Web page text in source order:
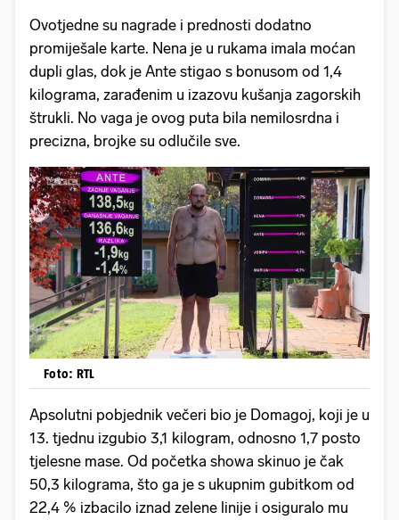
Ovotjedne su nagrade i prednosti dodatno
promiješale karte. Nena je u rukama imala moćan
dupli glas, dok je Ante stigao s bonusom od 1,4
kilograma, zarađenim u izazovu kušanja zagorskih
štrukli. No vaga je ovog puta bila nemilosrdna i
precizna, brojke su odlučile sve.
Foto: RTL
Apsolutni pobjednik večeri bio je Domagoj, koji je u
13. tjednu izgubio 3,1 kilogram, odnosno 1,7 posto
tjelesne mase. Od početka showa skinuo je čak
50,3 kilograma, što ga je s ukupnim gubitkom od
22,4 % izbacilo iznad zelene linije i osiguralo mu